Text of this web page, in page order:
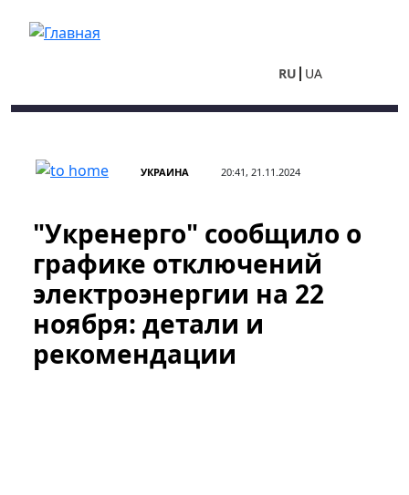
RU UA
УКРАИНА 20:41, 21.11.2024
"Укренерго" сообщило о
графике отключений
электроэнергии на 22
ноября: детали и
рекомендации